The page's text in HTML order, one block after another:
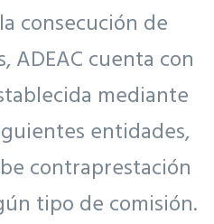
consecución de
ADEAC cuenta con
mediante
entidades,
contraprestación
tipo de comisión.